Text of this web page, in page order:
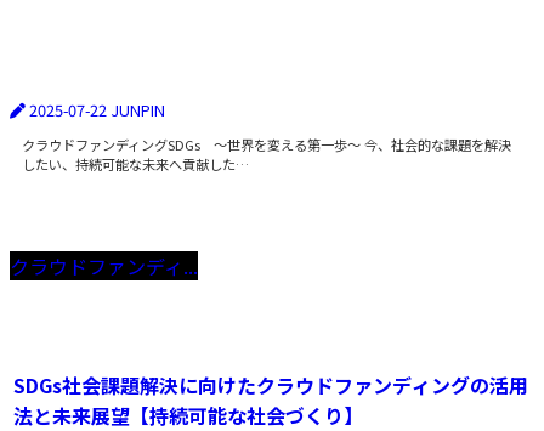
2025-07-22 JUNPIN
クラウドファンディングSDGs 〜世界を変える第一歩〜 今、社会的な課題を解決
したい、持続可能な未来へ貢献した…
クラウドファンディ...
SDGs社会課題解決に向けたクラウドファンディングの活用
法と未来展望【持続可能な社会づくり】